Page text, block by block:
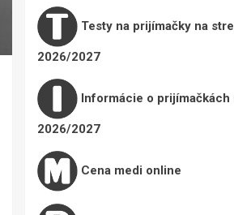
Testy na prijímačky na
2026/2027
Informácie o prijímačkách
2026/2027
Cena medi online